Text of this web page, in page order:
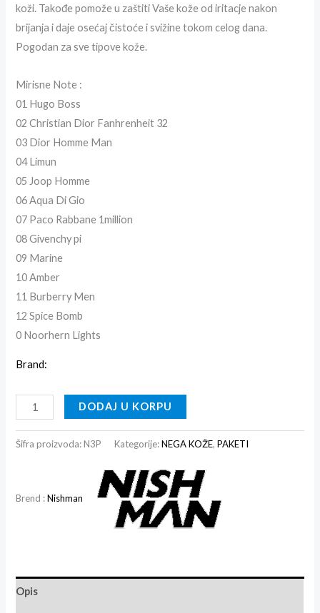
koži. Takođe pomože u zaštiti Vaše kože od iritacje nakon
brijanja i daje osećaj čistoće i svižine tokom celog dana.
Pogodan za sve tipove kože.
Mirisne Note :
01 Hugo Boss
02 Christian Dior Fanhrenheit 32
03 Dior Homme Man
04 Limun
05 Joop Homme
06 Aqua Di Gio
07 Paco Rabbane 1million
08 Givenchy pi
09 Marine
10 Amber
11 Burberry Men
12 Spice Bomb
0 Noorhern Lights
Brand:
DODAJ U KORPU
Šifra proizvoda:N3P Kategorije:NEGA KOŽE,PAKETI
Brend :Nishman
Opis